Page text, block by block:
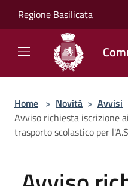
Regione Basilicata
Home > Novità > Avvisi
Avviso richiesta iscrizione
trasporto scolastico per